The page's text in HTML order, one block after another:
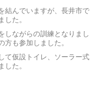
結んでいますが、長井市で
した。
しながらの訓練となりまし
も参加しました。
て仮設トイレ、ソーラー式
した。